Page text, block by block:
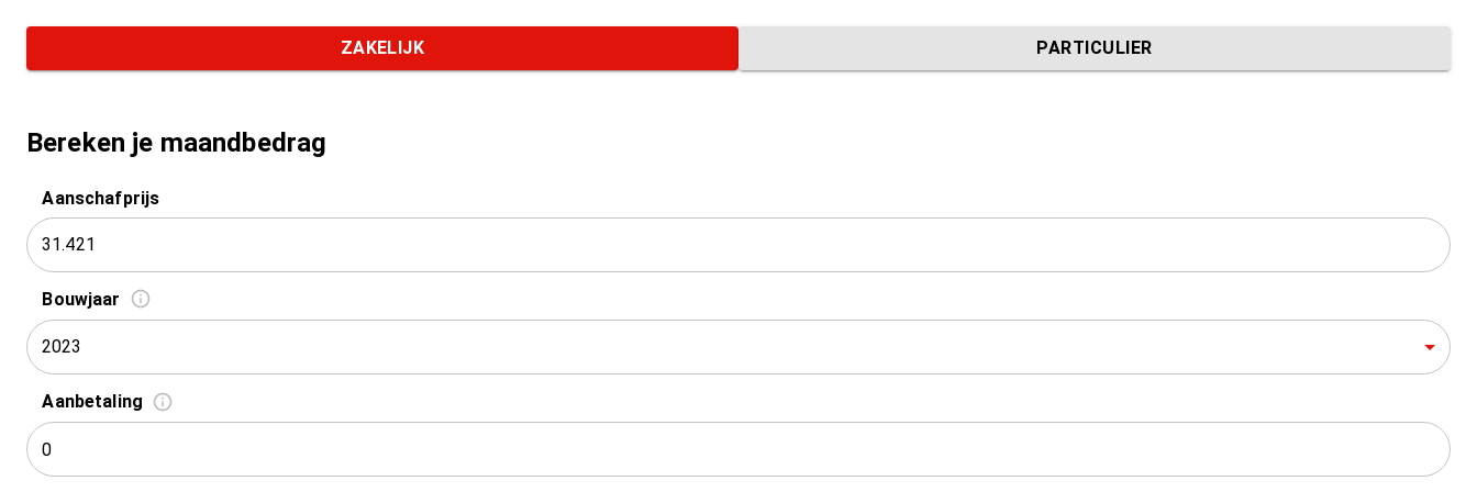
ZAKELIJK PARTICULIER
Bereken je maandbedrag
Aanschafprijs
Bouwjaar
2023
Aanbetaling